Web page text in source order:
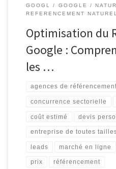
GOOGL GOOGLE
REFERENCEMENT
Optimisation du
Google :
les …
agences de
concurrence sectorielle
coût estimé devis
entreprise de toutes
leads marché en ligne
prix référencement